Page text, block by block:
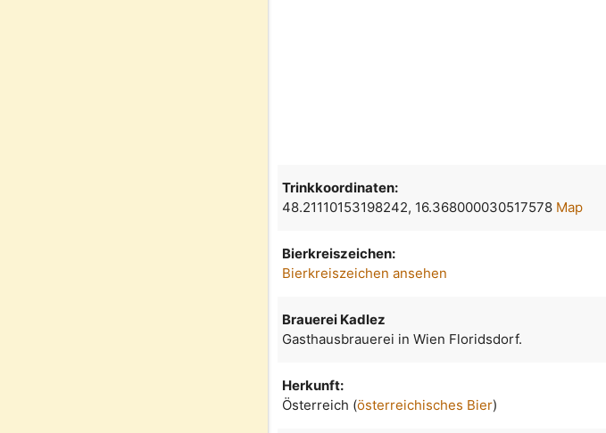
Trinkkoordinaten:
48.21110153198242, 16.368000030517578 Map
Bierkreiszeichen:
Bierkreiszeichen ansehen
Brauerei Kadlez
Gasthausbrauerei in Wien Floridsdorf.
Herkunft:
Österreich (österreichisches Bier)